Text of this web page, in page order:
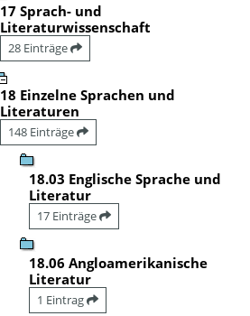
17 Sprach- und
Literaturwissenschaft
28 Einträge
18 Einzelne Sprachen und
Literaturen
148 Einträge
18.03 Englische Sprache und
Literatur
17 Einträge
18.06 Angloamerikanische
Literatur
1 Eintrag